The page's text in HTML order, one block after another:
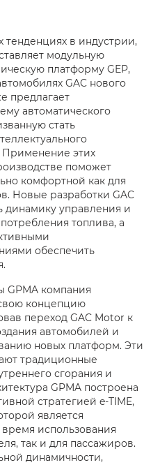
тенденциях в индустрии,
модульную
платформу GEP,
GAC нового
предлагает
автоматического
стать
этих
поможет
комфортной как для
Новые разработки GAC
динамику управления и
топлива, а
обеспечить
GPMA компания
концепцию
переход GAC Motor к
автомобилей и
новых платформ. Эти
традиционные
сгорания и
GPMA построена
стратегией e-TIME,
является
использования
так и для пассажиров.
динамичности,